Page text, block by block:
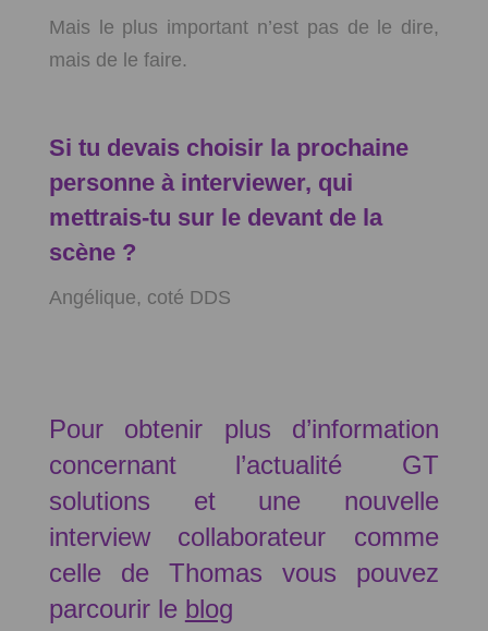
Mais le plus important n’est pas de le dire,
mais de le faire.
Si tu devais choisir la prochaine
personne à interviewer, qui
mettrais-tu sur le devant de la
scène ?
Angélique, coté DDS
Pour obtenir plus d’information
concernant l’actualité GT
solutions et une nouvelle
interview collaborateur comme
celle de Thomas vous pouvez
parcourir le blog